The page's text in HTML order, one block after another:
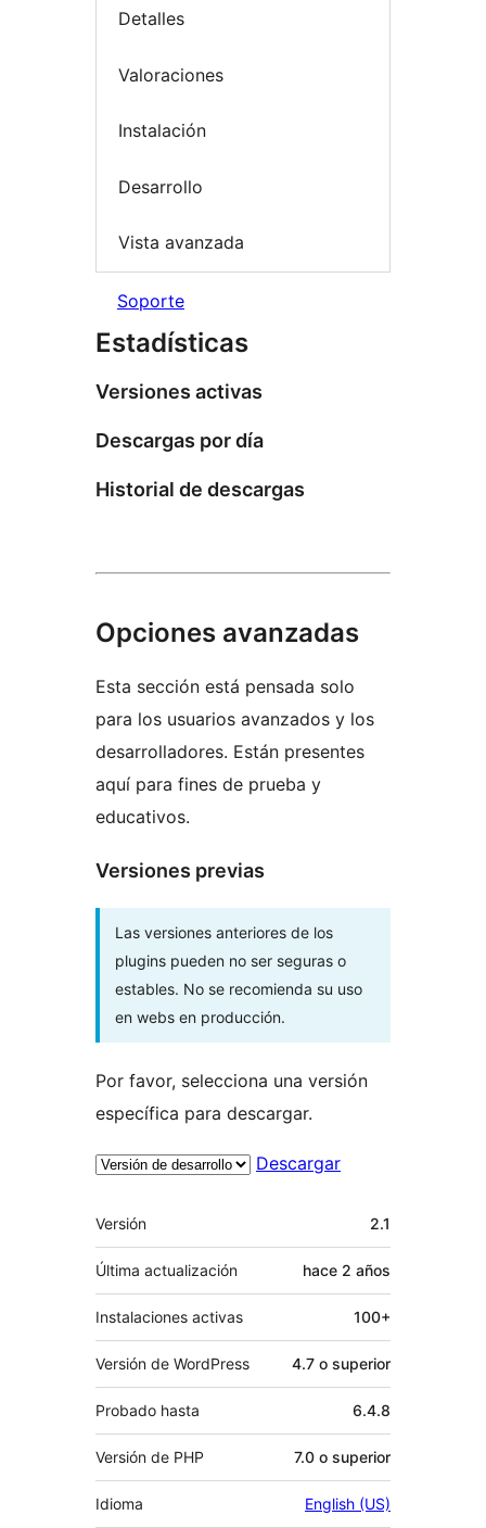
Detalles
Valoraciones
Instalación
Desarrollo
Vista avanzada
Soporte
Estadísticas
Versiones activas
Descargas por día
Historial de descargas
Opciones avanzadas
Esta sección está pensada solo
para los usuarios avanzados y los
desarrolladores. Están presentes
aquí para fines de prueba y
educativos.
Versiones previas
Las versiones anteriores de los
plugins pueden no ser seguras o
estables. No se recomienda su uso
en webs en producción.
Por favor, selecciona una versión
específica para descargar.
Descargar
Meta
Versión 2.1
Última actualización hace 2 años
Instalaciones activas 100+
Versión de WordPress 4.7 o superior
Probado hasta 6.4.8
Versión de PHP 7.0 o superior
Idioma English (US)